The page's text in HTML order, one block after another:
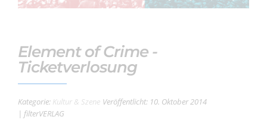
Element of Crime -
Ticketverlosung
Kategorie: Kultur & Szene Veröffentlicht: 10. Oktober 2014
| filterVERLAG